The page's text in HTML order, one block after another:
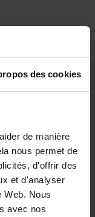
des cookies
de manière
nous permet de
d'offrir des
et d'analyser
Web. Nous
avec nos